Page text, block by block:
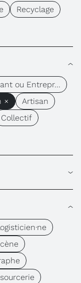
Recyclage
ou Entrepr...
×
Artisan
Collectif